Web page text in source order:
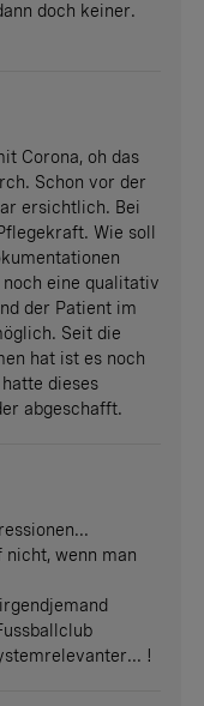
doch keiner.
Corona, oh das
Schon vor der
ersichtlich. Bei
Wie soll
eine qualitativ
der Patient im
Seit die
hat ist es noch
dieses
abgeschafft.
nicht, wenn man
!